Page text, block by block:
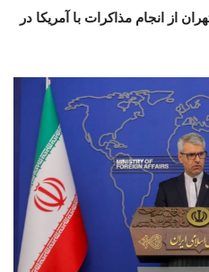
از انجام مذاکرات با آمریکا در